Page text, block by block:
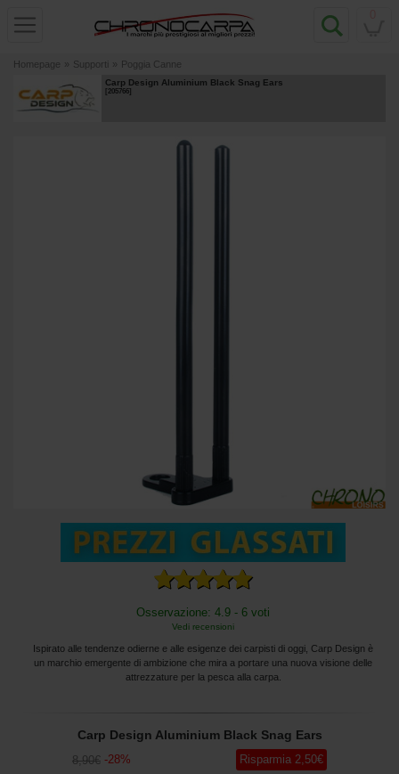
Homepage » Supporti » Poggia Canne
Carp Design Aluminium Black Snag Ears
[205766]
Osservazione: 4.9 - 6 voti
Vedi recensioni
Ispirato alle tendenze odierne e alle esigenze dei carpisti di oggi, Carp Design è
un marchio emergente di ambizione che mira a portare una nuova visione delle
attrezzature per la pesca alla carpa.
Carp Design Aluminium Black Snag Ears
8,90€ -28% Risparmia 2 ,50€